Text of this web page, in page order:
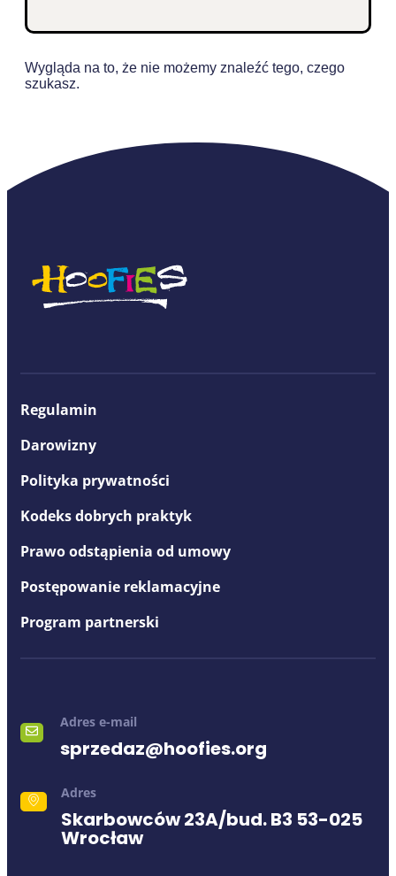
Wygląda na to, że nie możemy znaleźć tego, czego
szukasz.
Regulamin
Darowizny
Polityka prywatności
Kodeks dobrych praktyk
Prawo odstąpienia od umowy
Postępowanie reklamacyjne
Program partnerski
Adres e-mail
sprzedaz@hoofies.org
Adres
Skarbowców 23A/bud. B3 53-025
Wrocław